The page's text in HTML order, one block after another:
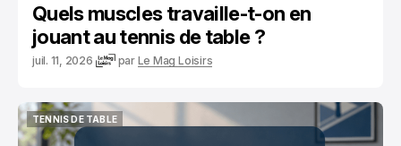
Quels muscles travaille-t-on en
jouant au tennis de table ?
juil. 11, 2026 par Le Mag Loisirs
TENNIS DE TABLE
TENNIS DE TABLE